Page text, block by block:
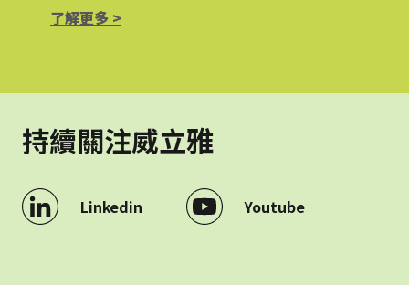
了解更多 >
持續關注威立雅
Linkedin Youtube